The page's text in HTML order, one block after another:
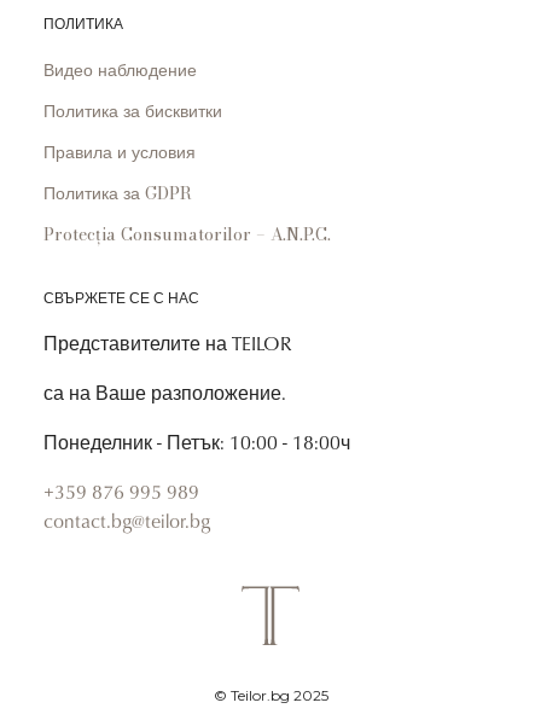
ПОЛИТИКА
Видео наблюдение
Политика за бисквитки
Правила и условия
Политика за GDPR
Protecția Consumatorilor – A.N.P.C.
СВЪРЖЕТЕ СЕ С НАС
Представителите на TEILOR
са на Ваше разположение.
Понеделник - Петък: 10:00 - 18:00ч
+359 876 995 989
contact.bg@teilor.bg
© Teilor.bg 2025